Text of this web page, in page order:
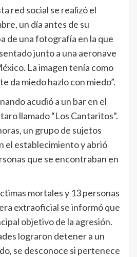
red social se realizó el
un día antes de su
de una fotografía en la que
junto a una aeronave
La imagen tenía como
da miedo hazlo con miedo”.
acudió a un bar en el
llamado “Los Cantaritos”.
un grupo de sujetos
el establecimiento y abrió
que se encontraban en
mortales y 13 personas
extraoficial se informó que
objetivo de la agresión.
lograron detener a un
se desconoce si pertenece